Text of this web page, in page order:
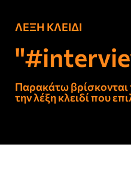
ΛΕΞΗ ΚΛΕΙΔΙ
Παρακάτω βρίσκονται
την λέξη κλειδί που